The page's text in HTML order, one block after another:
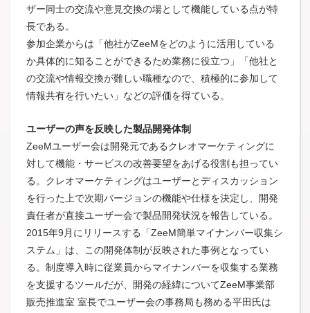
ザー同士の交流や意見交換の場として機能している点が特
長である。
参加企業からは「他社がZeeMをどのように活用している
か具体的に知ることができるため業務に役立つ」「他社と
の交流や情報交換が難しい職種なので、積極的に参加して
情報共有を行いたい」などの評価を得ている。
ユーザーの声を反映した製品開発体制
ZeeMユーザー会は開発元であるクレオマーケティングに
対して機能・サービスの改善要望をあげる役割も担ってい
る。クレオマーケティングはユーザーとディスカッション
を行った上で次期バージョンの機能や仕様を決定し、開発
責任者が直接ユーザー会で製品開発状況を報告している。
2015年9月にリリースする「ZeeM簡単マイナンバー収集シ
ステム」は、この開発体制が反映された事例となってい
る。制度導入時に従業員からマイナンバーを収集する業務
を支援するツールだが、開発の経緯についてZeeM事業部
販売推進室 室長でユーザー会の事務局も務める平田氏は